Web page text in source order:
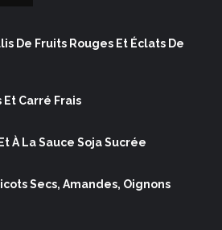
De Fruits Rouges Et Éclats De
Et Carré Frais
À La Sauce Soja Sucrée
Secs, Amandes, Oignons